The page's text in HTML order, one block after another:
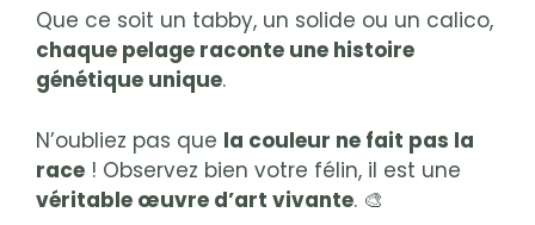
Que ce soit un tabby, un solide ou un calico,
chaque pelage raconte une histoire
génétique unique.
N’oubliez pas que la couleur ne fait pas la
race ! Observez bien votre félin, il est une
véritable œuvre d’art vivante. 🎨